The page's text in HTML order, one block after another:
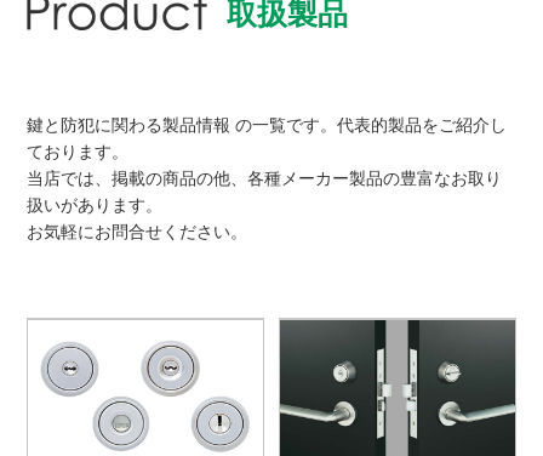
取扱製品
鍵と防犯に関わる製品情報 の一覧です。代表的製品をご紹介し
ております。
当店では、掲載の商品の他、各種メーカー製品の豊富なお取り
扱いがあります。
お気軽にお問合せください。